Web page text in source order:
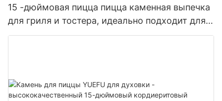
15 -дюймовая пицца пицца каменная выпечка
для гриля и тостера, идеально подходит для
выпечки хрустящей пиццы корочки, хлеба,